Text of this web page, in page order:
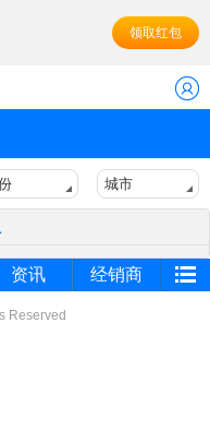
领取红包
城市
资讯 经销商
Reserved